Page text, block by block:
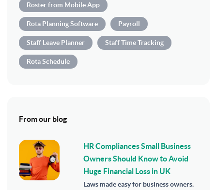
Roster from Mobile App
Rota Planning Software Payroll
Staff Leave Planner Staff Time Tracking
Rota Schedule
From our blog
HR Compliances Small Business
Owners Should Know to Avoid
Huge Financial Loss in UK
Laws made easy for business owners.